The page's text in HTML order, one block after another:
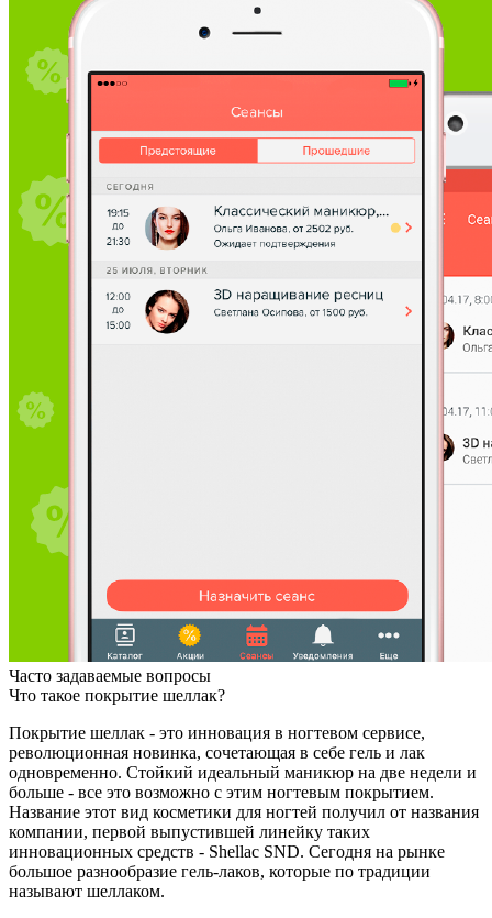
Часто задаваемые вопросы
Что такое покрытие шеллак?
Покрытие шеллак - это инновация в ногтевом сервисе,
революционная новинка, сочетающая в себе гель и лак
одновременно. Стойкий идеальный маникюр на две недели и
больше - все это возможно с этим ногтевым покрытием.
Название этот вид косметики для ногтей получил от названия
компании, первой выпустившей линейку таких
инновационных средств - Shellac SND. Сегодня на рынке
большое разнообразие гель-лаков, которые по традиции
называют шеллаком.